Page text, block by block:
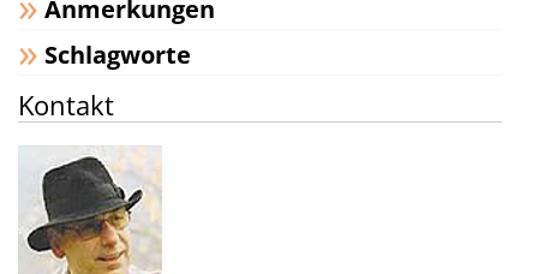
Anmerkungen
Schlagworte
Kontakt